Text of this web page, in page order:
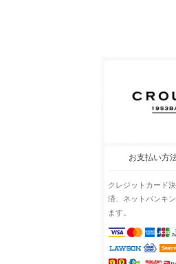
お支払い方
クレジットカード
済、ネットバンキ
ます。